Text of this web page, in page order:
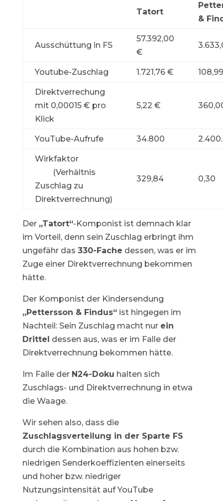
Tatort
&
Ausschüttung in FS
57.392,00
€
Youtube-Zuschlag 1.721,76 €
Direktverrechung
mit 0,00015 € pro
Klick
5,22 €
YouTube-Aufrufe 34.800
Wirkfaktor
(Verhältnis
Zuschlag zu
Direktverrechnung)
329,84 0,30
Der „Tatort“-Komponist ist demnach klar
im Vorteil, denn sein Zuschlag erbringt ihm
ungefähr das 330-Fache dessen, was er im
Zuge einer Direktverrechnung bekommen
hätte.
Der Komponist der Kindersendung
„Pettersson & Findus“ist hingegen im
Nachteil: Sein Zuschlag macht nur ein
Drittel dessen aus, was er im Falle der
Direktverrechnung bekommen hätte.
Im Falle der N24-Doku halten sich
Zuschlags- und Direktverrechnung in etwa
die Waage.
Wir sehen also, dass die
Zuschlagsverteilung in der Sparte FS
durch die Kombination aus hohen bzw.
niedrigen Senderkoeffizienten einerseits
und hoher bzw. niedriger
Nutzungsintensität auf YouTube